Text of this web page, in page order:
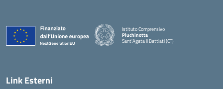
Istituto Comprensivo
Pluchinotta
Sant'Agata li Battiati (CT)
— Visita la pagina iniziale della scuola
Link Esterni